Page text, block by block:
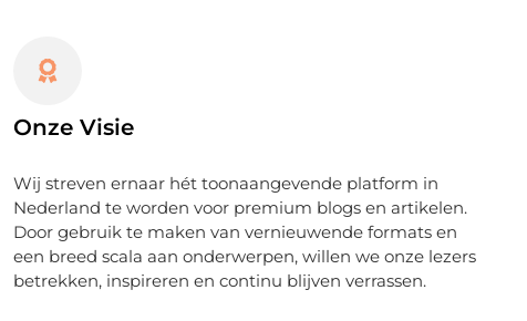
Onze Visie
Wij streven ernaar hét toonaangevende platform in
Nederland te worden voor premium blogs en artikelen.
Door gebruik te maken van vernieuwende formats en
een breed scala aan onderwerpen, willen we onze lezers
betrekken, inspireren en continu blijven verrassen.